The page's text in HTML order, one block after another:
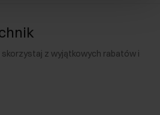
skorzystaj z wyjątkowych rabatów i